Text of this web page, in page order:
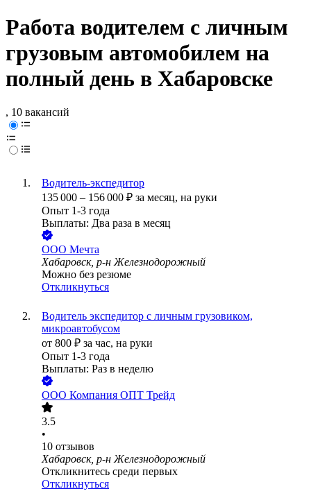
Работа водителем с личным
грузовым автомобилем на
полный день в Хабаровске
, 10 вакансий
Водитель-экспедитор
135 000 – 156 000 ₽ за месяц, на руки
Опыт 1-3 года
Выплаты: Два раза в месяц
ООО Мечта
Хабаровск, р-н Железнодорожный
Можно без резюме
Откликнуться
Водитель экспедитор с личным грузовиком,
микроавтобусом
от 800 ₽ за час, на руки
Опыт 1-3 года
Выплаты: Раз в неделю
ООО Компания ОПТ Трейд
3.5
•
10 отзывов
Хабаровск, р-н Железнодорожный
Откликнитесь среди первых
Откликнуться